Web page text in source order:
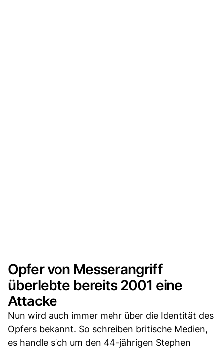
Opfer von Messerangriff
überlebte bereits 2001 eine
Attacke
Nun wird auch immer mehr über die Identität des
Opfers bekannt. So schreiben britische Medien,
es handle sich um den 44-jährigen Stephen